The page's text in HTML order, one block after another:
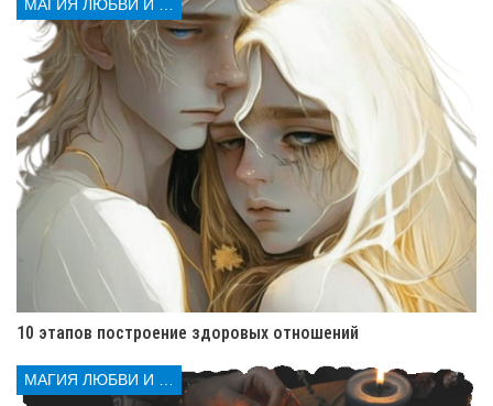
перестанет работать, как жена оденет кольцо на палец.
После магии на разбивание пары, женщина может
остаться одинокой на всю жизнь. А у бездетной, не
родятся дети. Думайте хорошо, прежде чем рушить
чужие судьбы. А для восстановления гармонии
супругов, совершая ритуалы, твердо верьте в
возрождение любви и возврата вашей любимой.
Читайте также:
Приворот на мужчину в домашних
условиях от профессионала
Читайте также
или нет?
МАГИЯ ЛЮБВИ И КОЛДОВСТВА
10 этапов построение здоровых отношений